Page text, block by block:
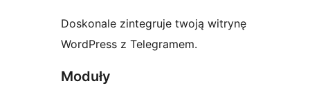
Doskonale zintegruje twoją witrynę
WordPress z Telegramem.
Moduły